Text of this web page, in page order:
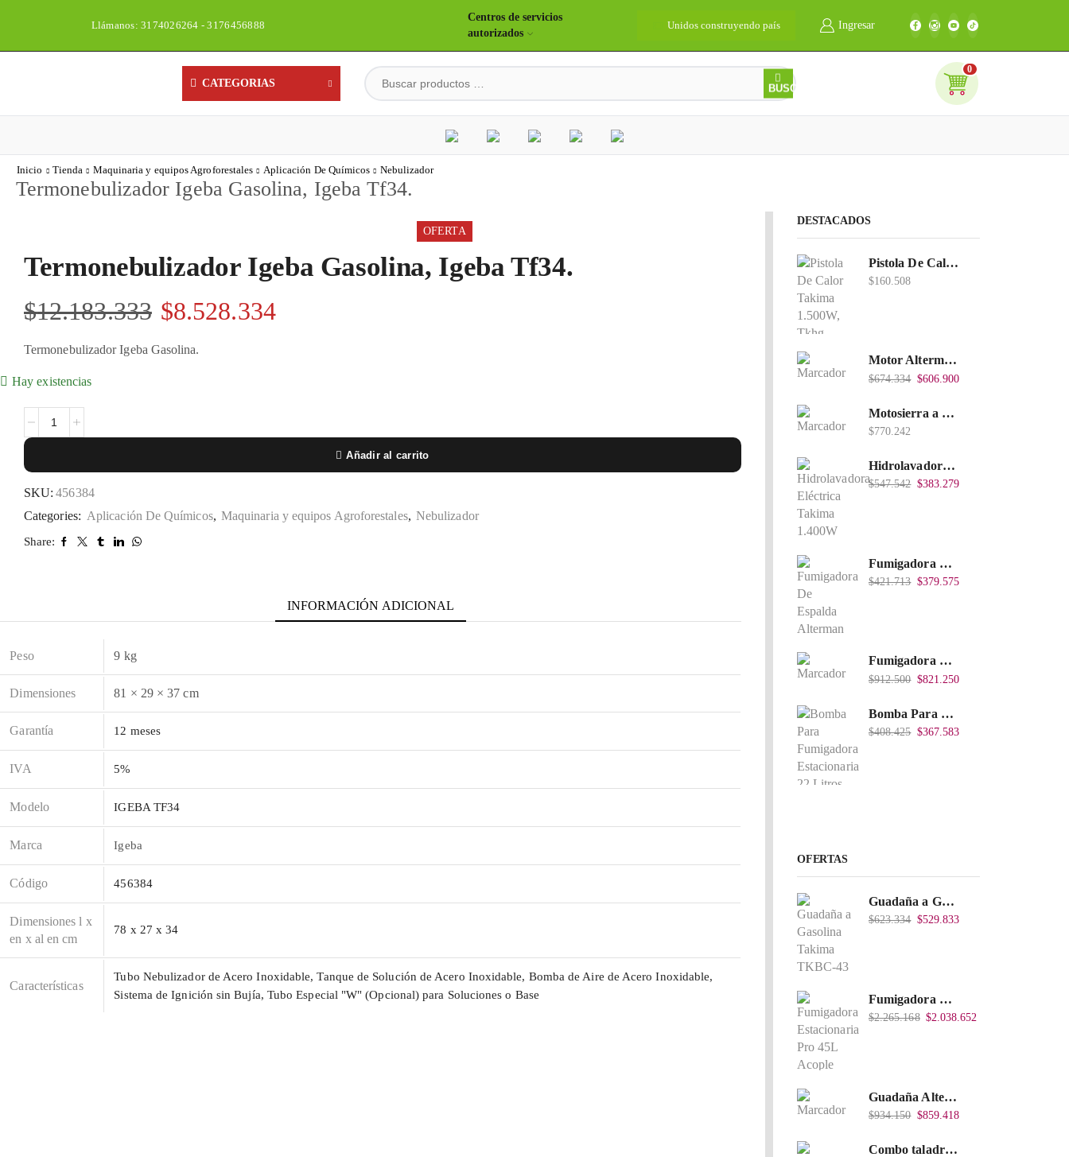
Llámanos: 3174026264 - 3176456888
Centros de servicios
autorizados
Unidos construyendo país Bienvenidos
Ingresar
CATEGORIAS BUSCAR
0
0
Inicio Tienda Maquinaria y equipos Agroforestales Aplicación De Químicos Nebulizador
Termonebulizador Igeba Gasolina, Igeba Tf34.
OFERTA
Termonebulizador Igeba Gasolina, Igeba Tf34.
$12.183.333 $8.528.334
Termonebulizador Igeba Gasolina.
Hay existencias
Añadir al carrito
SKU: 456384
Categories: Aplicación De Químicos, Maquinaria y equipos Agroforestales, Nebulizador
Share:
INFORMACIÓN ADICIONAL
Peso 9 kg
Dimensiones 81 × 29 × 37 cm
Garantía 12 meses
IVA 5%
Modelo IGEBA TF34
Marca Igeba
Código 456384
Dimensiones l x
en x al en cm
78 x 27 x 34
Caracterí­sticas
Tubo Nebulizador de Acero Inoxidable, Tanque de Solución de Acero Inoxidable, Bomba de Aire de Acero Inoxidable,
Sistema de Ignición sin Bujía, Tubo Especial "W" (Opcional) para Soluciones o Base
DESTACADOS
Pistola De Calor Takima 1.500W, Tkhg-1500.
$160.508
Motor Alterman Gasolina 4T, 6.5Hp Eje Cuña/Rosca 3/4", Xge65K.
$674.334 $606.900
Motosierra a Gasolina 52 Barra 20'' PD
$770.242
Hidrolavadora Eléctrica Takima 1.400W 1.600Psi, Tkepw-1600-A.
$547.542 $383.279
Fumigadora De Espalda Alterman A Baterí­a 12V/12Ah, 20Litros, Xkes20.
$421.713 $379.575
Fumigadora De Espalda Alterman Gasolina 2T, 26 Cc, Bomba Nylon Libre Mantenimiento, Tf900-A.
$912.500 $821.250
Bomba Para Fumigadora Estacionaria 22 Litros, Xp22-I.
$408.425 $367.583
OFERTAS
Guadaña a Gasolina Takima TKBC-43
$623.334 $529.833
Fumigadora Estacionaria Pro 45L Acople Directo con Accesorios
$2.265.168 $2.038.652
Guadaña Alterman A Gasolina 2T, De espalda, Eje Flexible, 43Cc, Xbc43B-I
$934.150 $859.418
Combo taladro Inalámbrico Takima 20V Li-Ion, Tklcd-20. + Polichadora Takima 7″ 1.200W, Tksp-180-D.